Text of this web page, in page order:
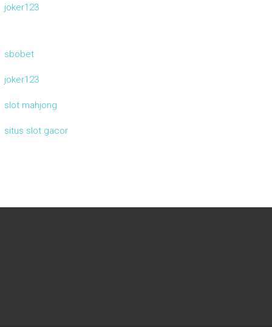
joker123
sbobet
joker123
slot mahjong
situs slot gacor